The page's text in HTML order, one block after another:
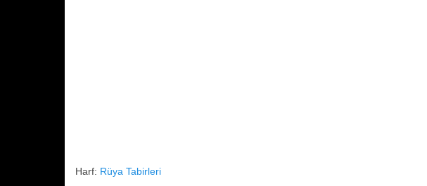
Harf: Rüya Tabirleri